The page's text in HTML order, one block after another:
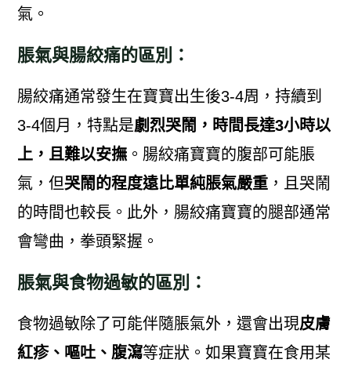
氣。
脹氣與腸絞痛的區別：
腸絞痛通常發生在寶寶出生後3-4周，持續到
3-4個月，特點是劇烈哭鬧，時間長達3小時以
上，且難以安撫。腸絞痛寶寶的腹部可能脹
氣，但哭鬧的程度遠比單純脹氣嚴重，且哭鬧
的時間也較長。此外，腸絞痛寶寶的腿部通常
會彎曲，拳頭緊握。
脹氣與食物過敏的區別：
食物過敏除了可能伴隨脹氣外，還會出現皮膚
紅疹、嘔吐、腹瀉等症狀。如果寶寶在食用某